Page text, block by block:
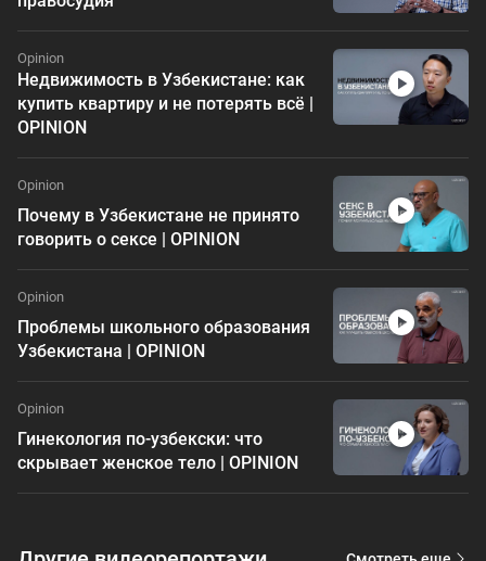
Opinion
Недвижимость в Узбекистане: как
купить квартиру и не потерять всё |
OPINION
Opinion
Почему в Узбекистане не принято
говорить о сексе | OPINION
Opinion
Проблемы школьного образования
Узбекистана | OPINION
Opinion
Гинекология по-узбекски: что
скрывает женское тело | OPINION